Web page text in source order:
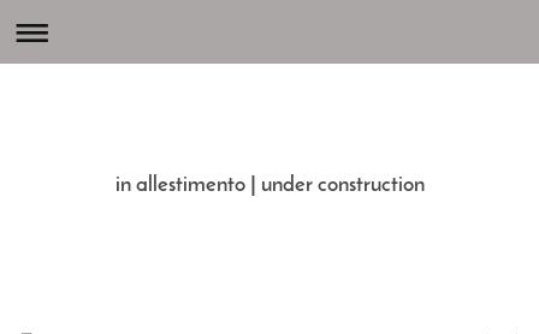
in allestimento | under construction